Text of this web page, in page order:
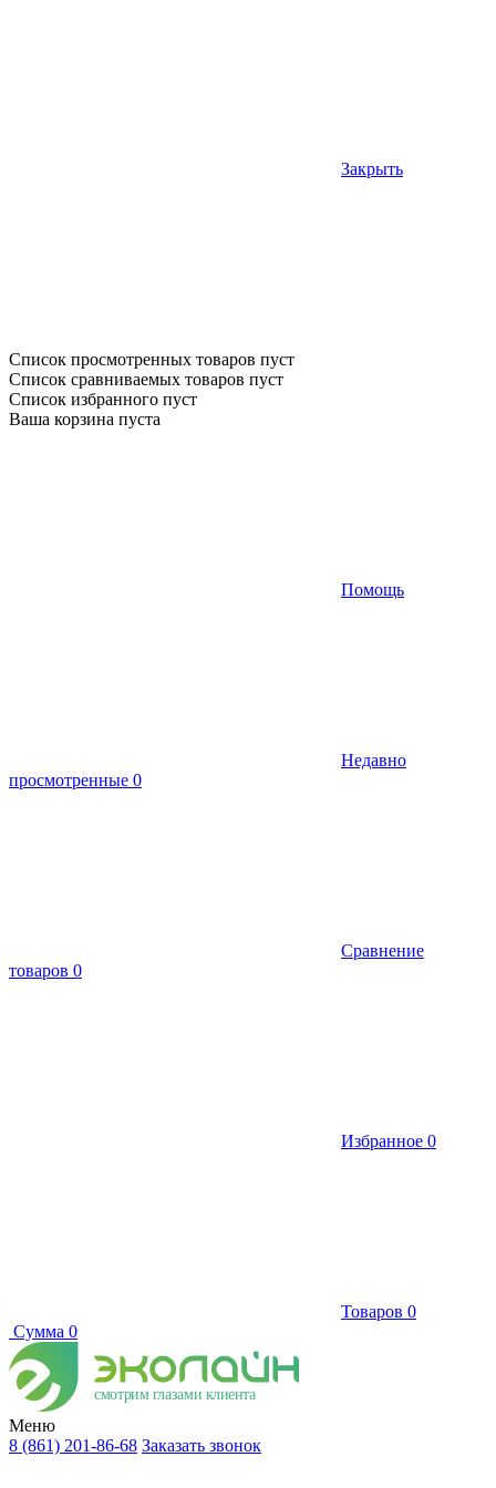
Закрыть
Список просмотренных товаров пуст
Список сравниваемых товаров пуст
Список избранного пуст
Ваша корзина пуста
Помощь
Недавно
просмотренные 0
Сравнение
товаров 0
Избранное 0
Товаров 0
Сумма 0
смотрим глазами клиента
Меню
8 (861) 201-86-68 Заказать звонок